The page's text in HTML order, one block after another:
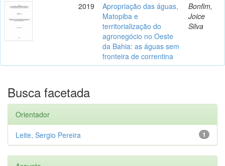
2019
Apropriação das águas,
Matopiba e
territorialização do
agronegócio no Oeste
da Bahia: as águas sem
fronteira de correntina
Bonfim,
Joice
Silva
Busca facetada
Orientador
1
Leite, Sergio Pereira